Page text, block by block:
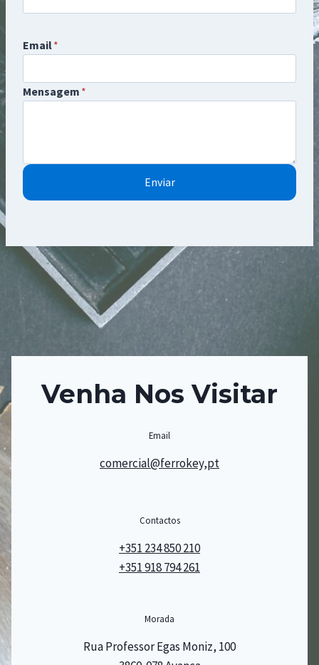
Email*
Mensagem *
Enviar
Venha Nos Visitar
Email
comercial@ferrokey,pt
Contactos
+351 234 850 210
+351 918 794 261
Morada
Rua Professor Egas Moniz, 100